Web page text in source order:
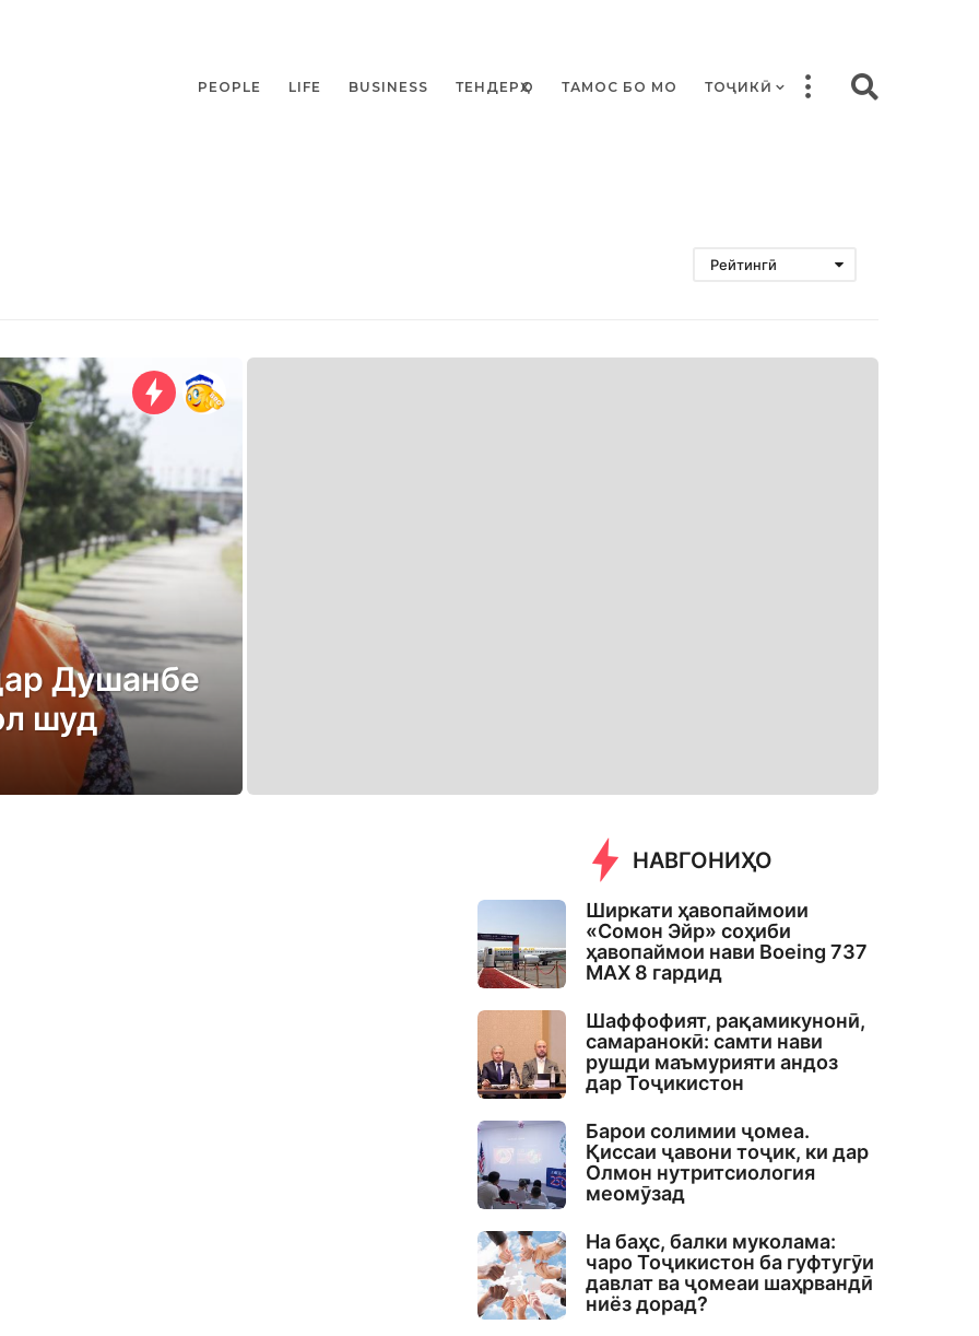
PEOPLE LIFE BUSINESS ТЕНДЕРҲО ТАМОС БО МО ТОҶИКӢ
Рейтингӣ
Душанбе
шуд
НАВГОНИҲО
Ширкати ҳавопаймоии
«Сомон Эйр» соҳиби
ҳавопаймои нави Boeing 737
MAX 8 гардид
Шаффофият, рақамикунонӣ,
самаранокӣ: самти нави
рушди маъмурияти андоз
дар Тоҷикистон
Барои солимии ҷомеа.
Қиссаи ҷавони тоҷик, ки дар
Олмон нутритсиология
меомӯзад
На баҳс, балки муколама:
чаро Тоҷикистон ба гуфтугӯи
давлат ва ҷомеаи шаҳрвандӣ
ниёз дорад?